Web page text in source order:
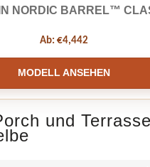
NORDIC BARREL™
Ab: €4,442
MODELL ANSEHEN
und